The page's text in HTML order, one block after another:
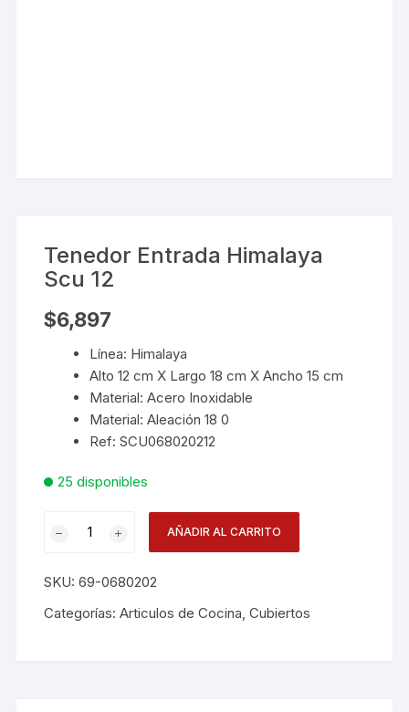
Tenedor Entrada Himalaya
Scu 12
$6,897
Línea: Himalaya
Alto 12 cm X Largo 18 cm X Ancho 15 cm
Material: Acero Inoxidable
Material: Aleación 18 0
Ref: SCU068020212
25 disponibles
Entrada
Scu
12
AÑADIR AL CARRITO
SKU:69-0680202
Categorías:Articulos de Cocina ,Cubiertos